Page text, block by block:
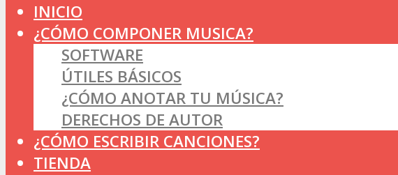
INICIO
¿CÓMO COMPONER MUSICA?
SOFTWARE
ÚTILES BÁSICOS
¿CÓMO ANOTAR TU MÚSICA?
DERECHOS DE AUTOR
¿CÓMO ESCRIBIR CANCIONES?
TIENDA